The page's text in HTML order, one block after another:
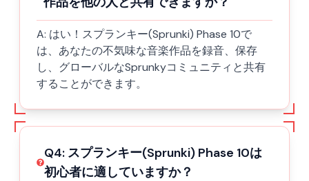
A: はい！スプランキー(Sprunki) Phase 10で
は、あなたの不気味な音楽作品を録音、保存
し、グローバルなSprunkyコミュニティと共有
することができます。
Q4: スプランキー(Sprunki) Phase 10は
初心者に適していますか？